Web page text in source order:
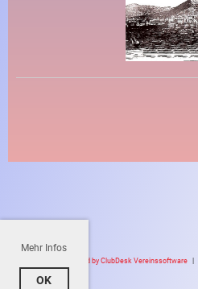
Mehr Infos
OK
Powered by ClubDesk Vereinssoftware |